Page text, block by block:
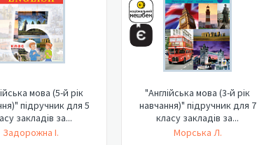
мова (5-й рік
підручник для 5
закладів за...
Задорожна І.
"Англійська мова (3-й рік
навчання)" підручник для 7
класу закладів за...
Морська Л.